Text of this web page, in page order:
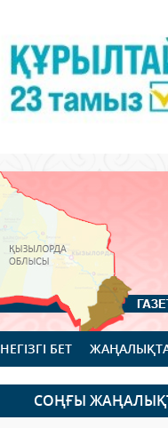
НЕГІЗГІ БЕТ
СОҢҒЫ